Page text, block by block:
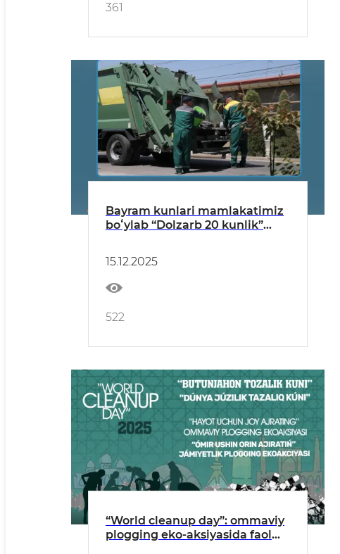
361
Bayram kunlari mamlakatimiz
boʻylab “Dolzarb 20 kunlik”
15.12.2025
522
“World cleanup day”: ommaviy
plogging eko-aksiyasida faol